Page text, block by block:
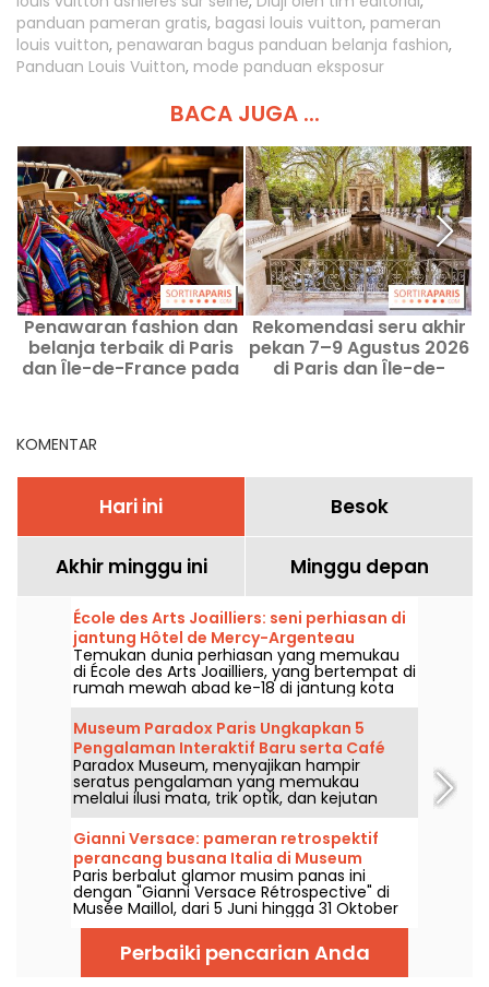
panduan pameran gratis, bagasi louis vuitton, pameran
louis vuitton, penawaran bagus panduan belanja fashion,
Panduan Louis Vuitton, mode panduan eksposur
BACA JUGA ...
Penawaran fashion dan
belanja terbaik di Paris
dan Île-de-France pada
Rekomendasi seru akhir
pekan 7–9 Agustus 2026
di Paris dan Île-de-
KOMENTAR
Hari ini Besok
Akhir minggu ini Minggu depan
École des Arts Joailliers: seni perhiasan di
jantung Hôtel de Mercy-Argenteau
Temukan dunia perhiasan yang memukau
di École des Arts Joailliers, yang bertempat di
rumah mewah abad ke-18 di jantung kota
Paris. Sepanjang tahun, pameran dan
lokakarya gratis menanti Anda untuk
mengetahui lebih lanjut tentang seni
perhiasan.
Museum Paradox Paris Ungkapkan 5
Pengalaman Interaktif Baru serta Café
Hans & Gretel
Paradox Museum, menyajikan hampir
seratus pengalaman yang memukau
melalui ilusi mata, trik optik, dan kejutan
sensori yang akan menanti Anda di Paris.
Anda pasti akan menyukai sensasi tertipu
dan mengabadikan foto-foto surreal yang
unik. Lima pengalaman imersif terbaru telah
ditambahkan ke dalam perjalanan ini,
saatnya menguji ketajaman indra Anda! Dan
sebagai bonus, sebuah kafe baru yang super
lezat, Hans & Gretel, siap memanjakan lidah
Anda dan menarik perhatian.
Gianni Versace: pameran retrospektif
perancang busana Italia di Museum
Maillol — perpanjangan
Paris berbalut glamor musim panas ini
dengan "Gianni Versace Rétrospective" di
Musée Maillol, dari 5 Juni hingga 31 Oktober
2026. Antara gaya barok dan overdosis
motif, pameran mode retrospektif ini
menjanjikan warna-warni dan kemewahan,
sejalan dengan sang legenda.
Perbaiki pencarian Anda